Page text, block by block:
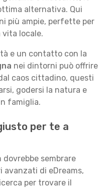
alternativa. Qui
più ampie, perfette per
locale.
e un contatto con la
nei dintorni può offrire
caos cittadino, questi
godersi la natura e
famiglia.
per te a
sembrare
avanzati di eDreams,
per trovare il